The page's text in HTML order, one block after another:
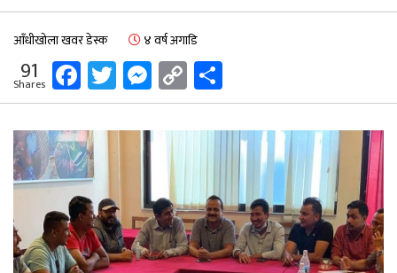
आँधीखोला खवर डेस्क ४ वर्ष अगाडि
91
Shares Facebook
Twitter
Messenger
Copy
Link